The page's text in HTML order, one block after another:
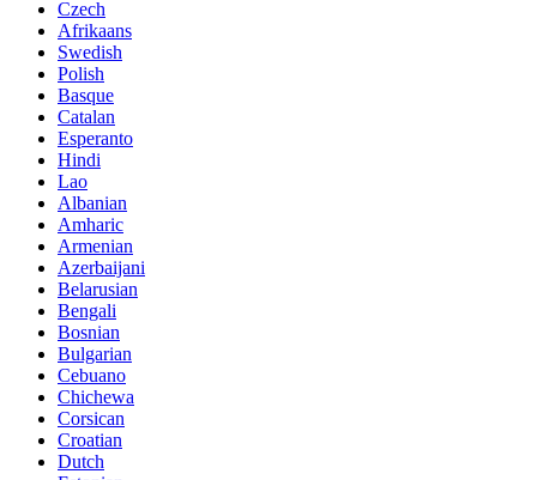
Czech
Afrikaans
Swedish
Polish
Basque
Catalan
Esperanto
Hindi
Lao
Albanian
Amharic
Armenian
Azerbaijani
Belarusian
Bengali
Bosnian
Bulgarian
Cebuano
Chichewa
Corsican
Croatian
Dutch